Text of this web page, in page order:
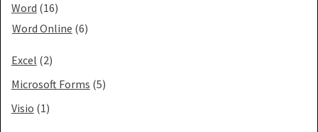
Word (16)
Word Online (6)
Excel (2)
Microsoft Forms (5)
Visio (1)